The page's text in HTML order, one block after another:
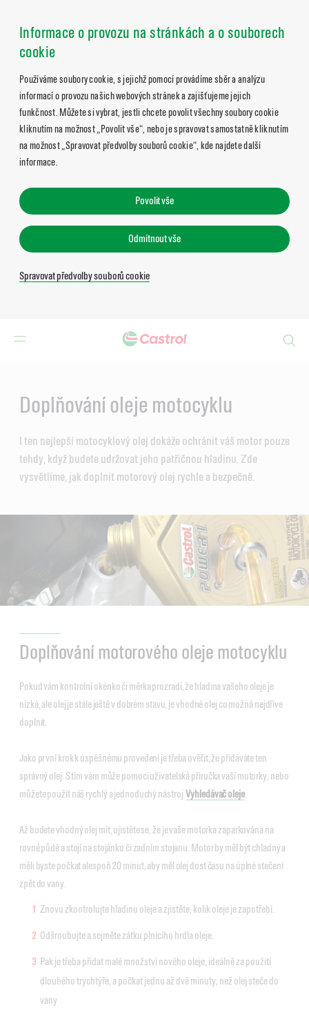
Informace o provozu na stránkách a o souborech
cookie
Používáme soubory cookie, s jejichž pomocí provádíme sběr a analýzu
informací o provozu našich webových stránek a zajišťujeme jejich
funkčnost. Můžete si vybrat, jestli chcete povolit všechny soubory cookie
kliknutím na možnost „Povolit vše“, nebo je spravovat samostatně kliknutím
na možnost „Spravovat předvolby souborů cookie“, kde najdete další
informace.
Povolit vše
Odmítnout vše
Spravovat předvolby souborů cookie
Doplňování oleje motocyklu
I ten nejlepší motocyklový olej dokáže ochránit váš motor pouze
tehdy, když budete udržovat jeho patřičnou hladinu. Zde
vysvětlíme, jak doplnit motorový olej rychle a bezpečně.
Doplňování motorového oleje motocyklu
Pokud vám kontrolní okénko či měrka prozradí, že hladina vašeho oleje je
nízká, ale olej je stále ještě v dobrém stavu, je vhodné olej co možná nejdříve
doplnit.
Jako první krok k úspěšnému provedení je třeba ověřit, že přidáváte ten
správný olej. S tím vám může pomoci uživatelská příručka vaší motorky, nebo
můžete použít náš rychlý a jednoduchý nástrojVyhledávač oleje.
Až budete vhodný olej mít, ujistěte se, že je vaše motorka zaparkována na
rovné půdě a stojí na stojánku či zadním stojanu. Motor by měl být chladný a
měli byste počkat alespoň 20 minut, aby měl olej dost času na úplné stečení
zpět do vany.
Znovu zkontrolujte hladinu oleje a zjistěte, kolik oleje je zapotřebí.
Odšroubujte a sejměte zátku plnicího hrdla oleje.
Pak je třeba přidat malé množství nového oleje, ideálně za použití
dlouhého trychtýře, a počkat jednu až dvě minuty, než olej steče do
vany